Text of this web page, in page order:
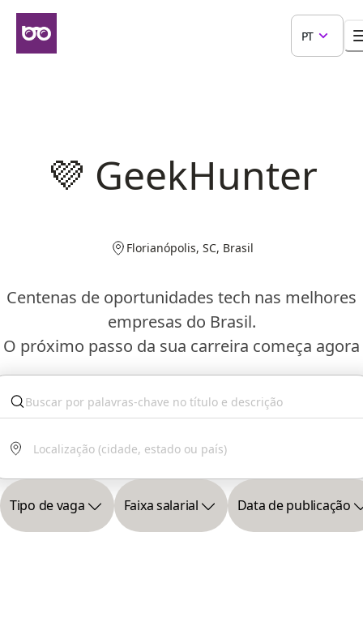
PT
💜 GeekHunter
Florianópolis, SC, Brasil
Centenas de oportunidades tech nas melhores
empresas do Brasil.
O próximo passo da sua carreira começa agora
Tipo de vaga Faixa salarial Data de publicação